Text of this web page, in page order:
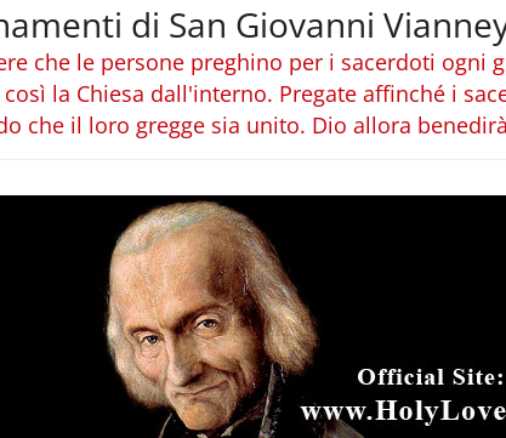
di San Giovanni
che le persone preghino per i sacerdoti ogni
la Chiesa dall'interno. Pregate affinché i
che il loro gregge sia unito. Dio allora